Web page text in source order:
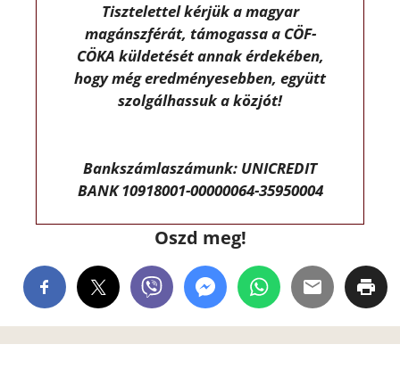
Tisztelettel kérjük a magyar
magánszférát, támogassa a CÖF-
CÖKA küldetését annak érdekében,
hogy még eredményesebben, együtt
szolgálhassuk a közjót!
Bankszámlaszámunk: UNICREDIT
BANK 10918001-00000064-35950004
Oszd meg!